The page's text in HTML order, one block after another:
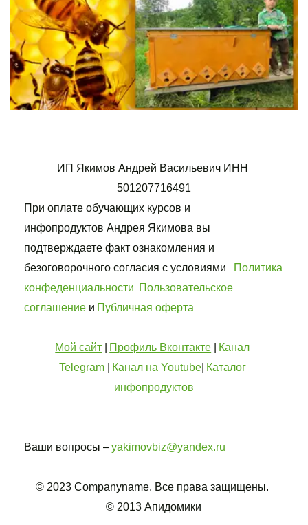
ИП Якимов Андрей Васильевич ИНН
501207716491
При оплате обучающих курсов и
инфопродуктов Андрея Якимова вы
подтверждаете факт ознакомления и
безоговорочного согласия с условиями Политика
конфеденциальности Пользовательское
соглашение и Публичная оферта
Мой сайт | Профиль Вконтакте | Канал
Telegram | Канал на Youtube| Каталог
инфопродуктов
Ваши вопросы – yakimovbiz@yandex.ru
© 2023 Companyname. Все права защищены.
© 2013 Апидомики